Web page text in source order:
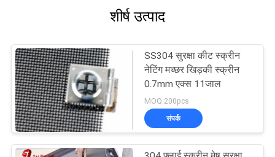
शीर्ष उत्पाद
SS304 सुरक्षा कीट स्क्रीन
नेटिंग मच्छर खिड़की स्क्रीन
0.7mm एक्स 11जाल
MOQ:200pcs
संपर्क